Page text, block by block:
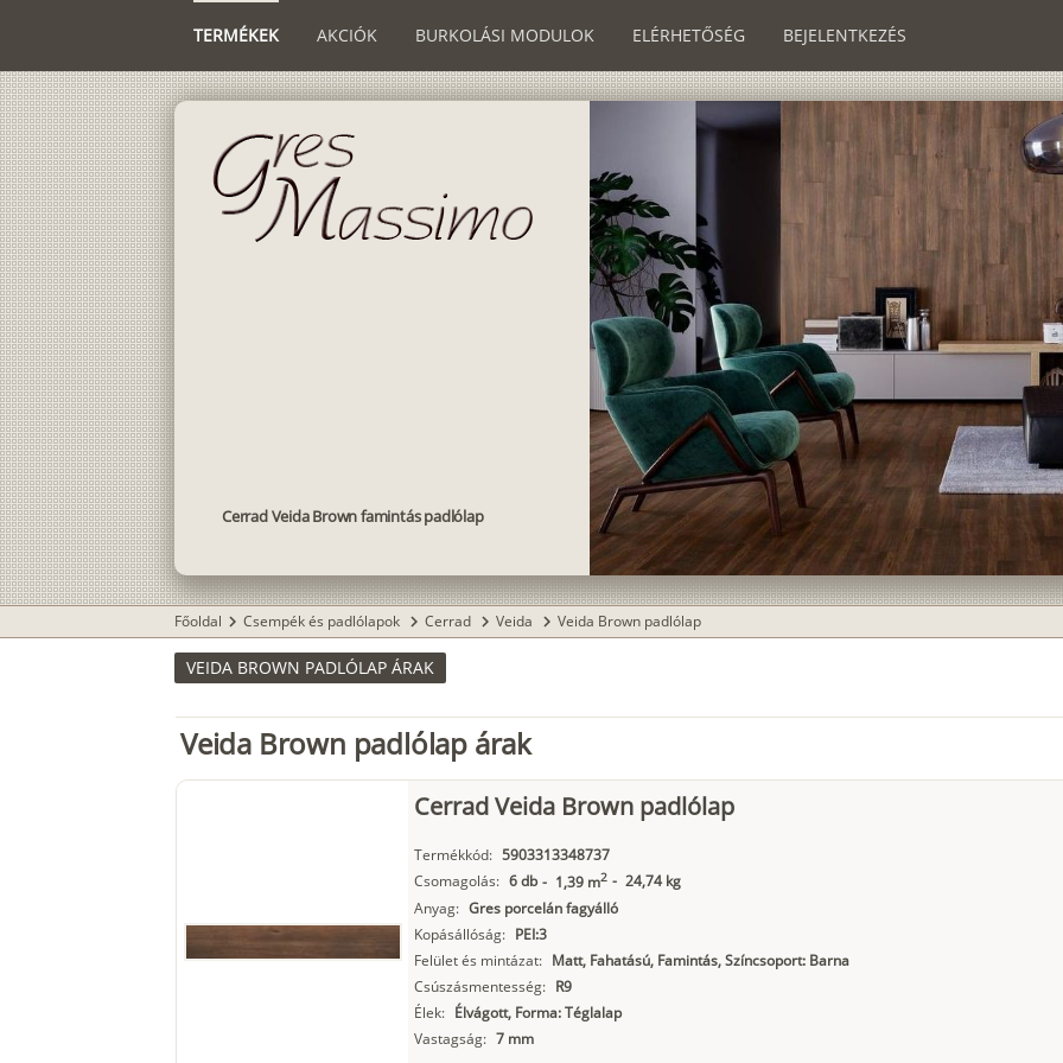
TERMÉKEK AKCIÓK BURKOLÁSI MODULOK ELÉRHETŐSÉG BEJELENTKEZÉS
Cerrad Veida Brown famintás padlólap
Főoldal chevron_right Csempék és padlólapok chevron_right Cerrad chevron_right Veida chevron_right Veida Brown padlólap
VEIDA BROWN PADLÓLAP ÁRAK
Veida Brown padlólap árak
Cerrad Veida Brown padlólap
Termékkód: 5903313348737
Csomagolás: 6 db - 1,39 m2 - 24,74 kg
Anyag: Gres porcelán fagyálló
Kopásállóság: PEI:3
Felület és mintázat: Matt, Fahatású, Famintás, Színcsoport: Barna
Csúszásmentesség: R9
Élek: Élvágott, Forma: Téglalap
Vastagság: 7 mm